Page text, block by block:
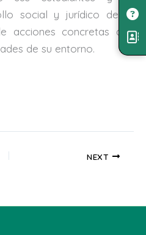
social y jurídico de la
acciones concretas que
de su entorno.
NEXT